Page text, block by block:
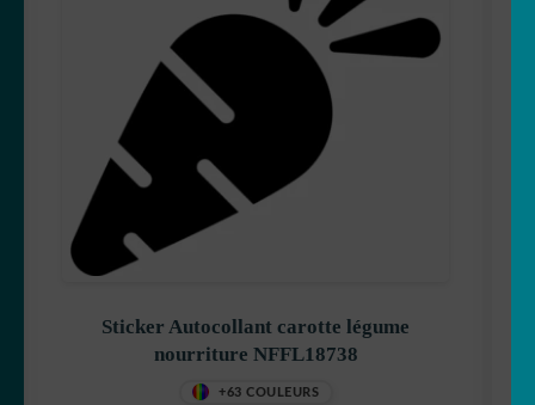
Sticker Autocollant carotte légume
nourriture NFFL18738
+63 COULEURS